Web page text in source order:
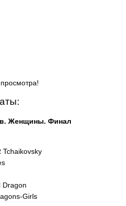
Женщины. Финал
Tchaikovsky
Dragon
Girls